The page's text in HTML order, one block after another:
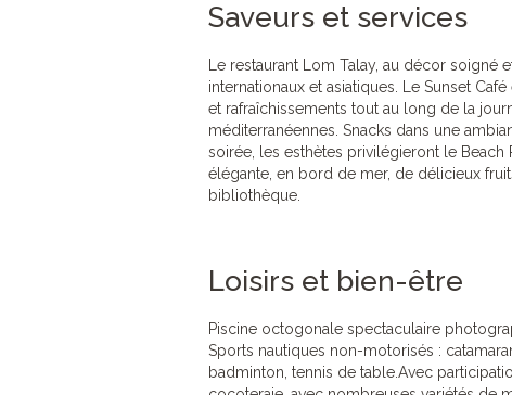
Saveurs et services
Le restaurant Lom Talay, au décor
internationaux et asiatiques. Le Sunset
et rafraîchissements tout au long de la
méditerranéennes. Snacks dans une
soirée, les esthètes privilégieront le Beach
élégante, en bord de mer, de délicieux
bibliothèque.
Loisirs et bien-être
Piscine octogonale spectaculaire
Sports nautiques non-motorisés :
badminton, tennis de table.Avec